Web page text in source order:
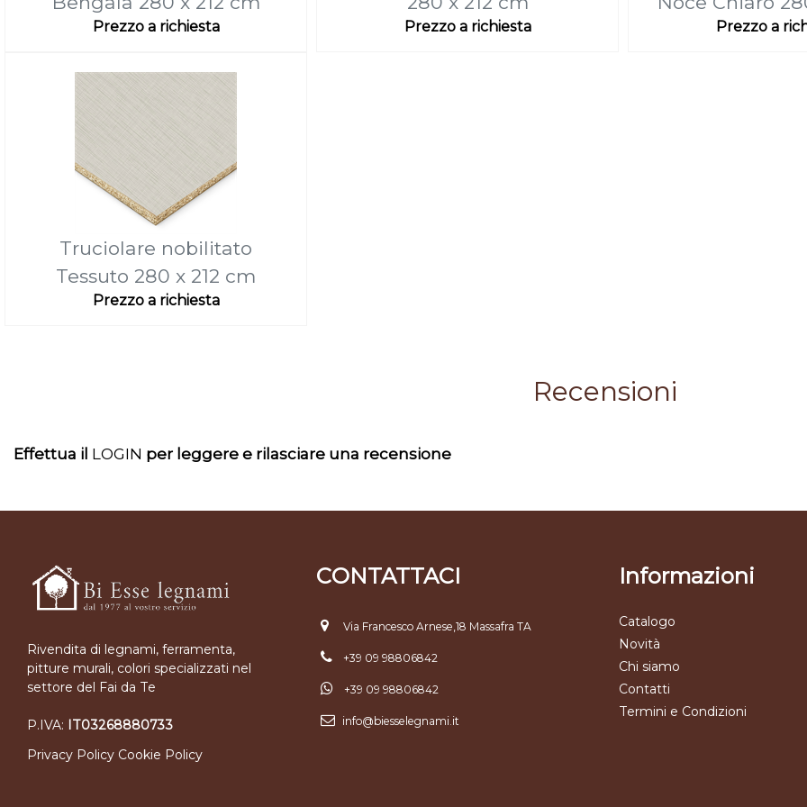
Prezzo a richiesta Prezzo a richiesta Prezzo a
Truciolare nobilitato
Tessuto 280 x 212 cm
Prezzo a richiesta
Recensioni
Effettua il LOGIN per leggere e rilasciare una recensione
Rivendita di legnami, ferramenta,
pitture murali, colori specializzati nel
settore del Fai da Te
P.IVA: IT03268880733
Privacy Policy Cookie Policy
CONTATTACI
Via Francesco Arnese,18 Massafra TA
+39 09 98806842
+39 09 98806842
info@biesselegnami.it
Informazioni
Catalogo
Novità
Chi siamo
Contatti
Termini e Condizioni